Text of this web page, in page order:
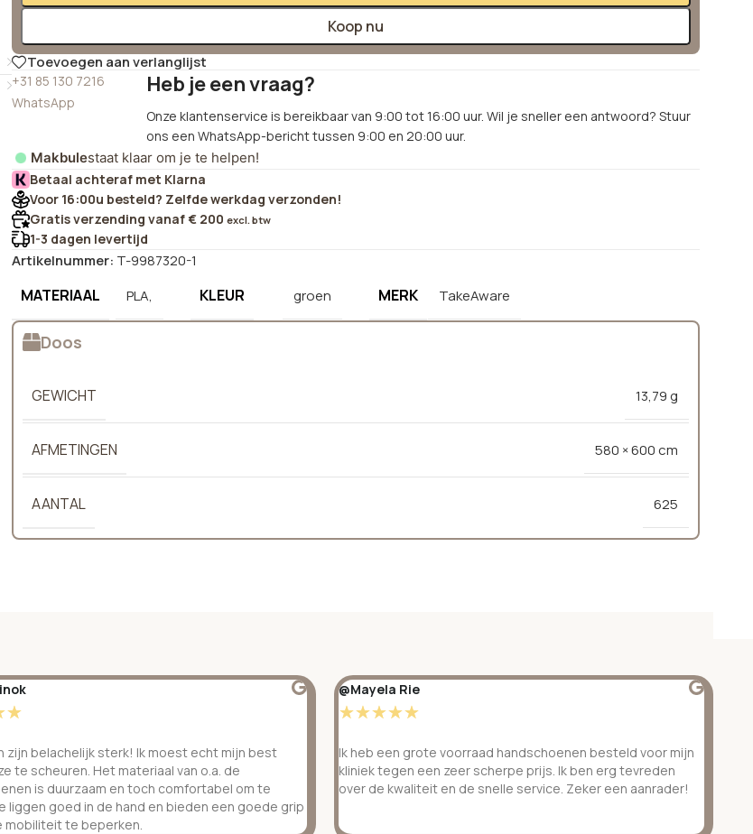
Koop nu
Toevoegen aan verlanglijst
+31 85 130 7216
WhatsApp
Heb je een vraag?
Onze klantenservice is bereikbaar van 9:00 tot 16:00 uur. Wil je sneller een antwoord? Stuur
ons een WhatsApp-bericht tussen 9:00 en 20:00 uur.
Makbulestaat klaar om je te helpen!
Betaal achteraf met Klarna
Voor 16:00u besteld? Zelfde werkdag verzonden!
Gratis verzending vanaf € 200 excl. btw
1-3 dagen levertijd
Artikelnummer: T-9987320-1
MATERIAAL PLA, KLEUR groen MERK TakeAware
Doos
GEWICHT 13,79 g
AFMETINGEN 580 × 600 cm
AANTAL 625
☆
zijn belachelijk sterk! Ik moest echt mijn best
te scheuren. Het materiaal van o.a. de
is duurzaam en toch comfortabel om te
liggen goed in de hand en bieden een goede grip
mobiliteit te beperken.
@Mayela Rie
☆☆☆☆☆
Ik heb een grote voorraad handschoenen besteld voor mijn
kliniek tegen een zeer scherpe prijs. Ik ben erg tevreden
over de kwaliteit en de snelle service. Zeker een aanrader!